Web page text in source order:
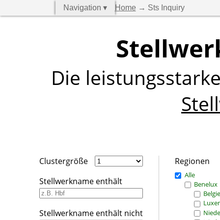
Navigation ▾ Home→ Sts Inquiry
Die
Clustergröße
Stellwerkname enthält
Stellwerkname enthält nicht
Regionen
Alle
Benelux